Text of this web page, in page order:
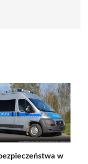
w